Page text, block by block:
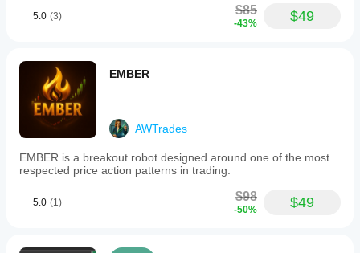
5.0 (3) $85
-43% $49
EMBER
AWTrades
EMBER is a breakout robot designed around one of the most
respected price action patterns in trading.
5.0 (1) $98
-50% $49